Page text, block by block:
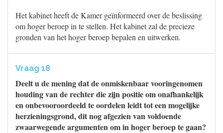
Het kabinet heeft de Kamer geïnformeerd over de beslissing
om hoger beroep in te stellen. Het kabinet zal de precieze
gronden van het hoger beroep bepalen en uitwerken.
Vraag 18
Deelt u de mening dat de onmiskenbaar vooringenomen
houding van de rechter die zijn positie om onafhankelijk
en onbevooroordeeld te oordelen leidt tot een mogelijke
herzieningsgrond, dit nog afgezien van voldoende
zwaarwegende argumenten om in hoger beroep te gaan?